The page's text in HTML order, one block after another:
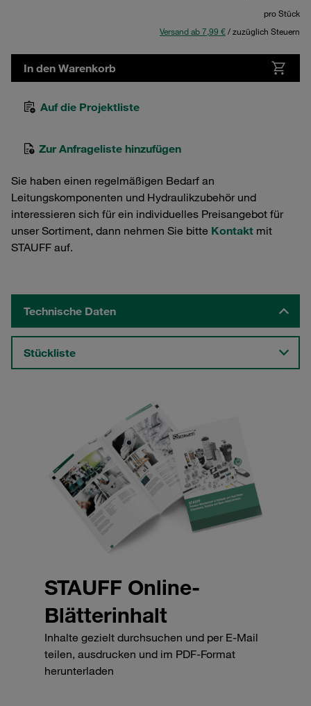
pro Stück
Versand ab 7,99 €/ zuzüglich Steuern
In den Warenkorb
Auf die Projektliste
Zur Anfrageliste hinzufügen
Sie haben einen regelmäßigen Bedarf an
Leitungskomponenten und Hydraulikzubehör und
interessieren sich für ein individuelles Preisangebot für
unser Sortiment, dann nehmen Sie bitte Kontakt mit
STAUFF auf.
Technische Daten
Stückliste
STAUFF Online-
Blätterinhalt
Inhalte gezielt durchsuchen und per E-Mail
teilen, ausdrucken und im PDF-Format
herunterladen